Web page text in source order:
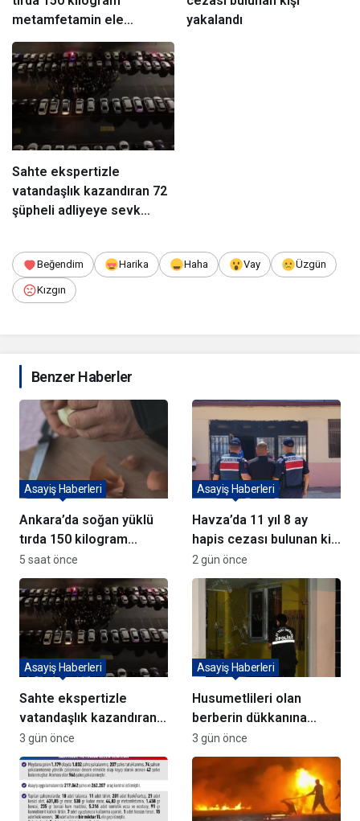
metamfetamin ele
geçirildi
yakalandı
Sahte ekspertizle
vatandaşlık kazandıran 72
şüpheli adliyeye sevk
Beğendim Harika Haha Vay Üzgün
Kızgın
Benzer Haberler
Ankara’da soğan yüklü
tırda 150 kilogram
metamfetamin ele
geçirildi
Asayiş Haberleri
5 saat önce
Havza’da 11 yıl 8 ay
hapis cezası bulunan kişi
yakalandı
Asayiş Haberleri
2 gün önce
Sahte ekspertizle
vatandaşlık kazandıran
72 şüpheli adliyeye sevk
edildi
Asayiş Haberleri
3 gün önce
Husumetlileri olan
berberin dükkanına
kurşun yağdırıp kaçtılar
Asayiş Haberleri
3 gün önce